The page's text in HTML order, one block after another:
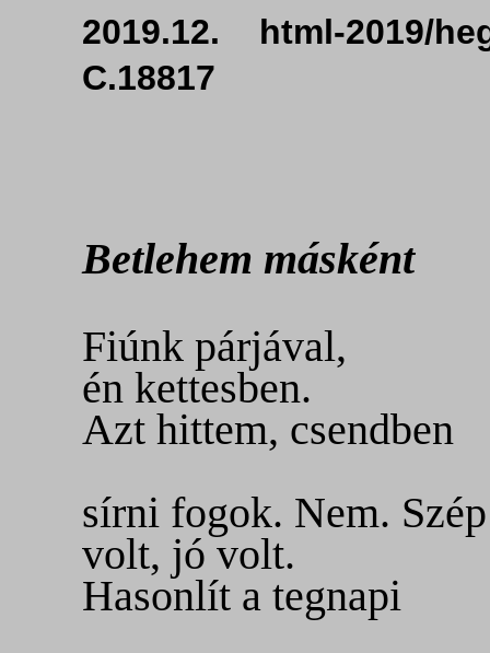
2019.12. html-2019/
C.18817
Betlehem másként
Fiúnk párjával,
én kettesben.
Azt hittem, csendben
sírni fogok. Nem. Szép
volt, jó volt.
Hasonlít a tegnapi